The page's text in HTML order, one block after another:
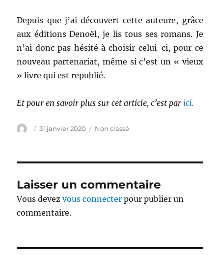
Depuis que j’ai découvert cette auteure, grâce
aux éditions Denoël, je lis tous ses romans. Je
n’ai donc pas hésité à choisir celui-ci, pour ce
nouveau partenariat, même si c’est un « vieux
» livre qui est republié.
Et pour en savoir plus sur cet article, c’est par ici.
Auteur
Publié
31 janvier 2020 Catégories
Non classé
Laisser un commentaire
Vous devezvous connecter pour publier un
commentaire.